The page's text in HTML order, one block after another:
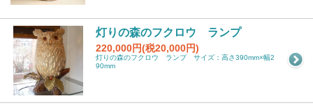
灯りの森のフクロウ ランプ
220,000円(税20,000円)
灯りの森のフクロウ ランプ サイズ：高さ390mm×幅2
90mm